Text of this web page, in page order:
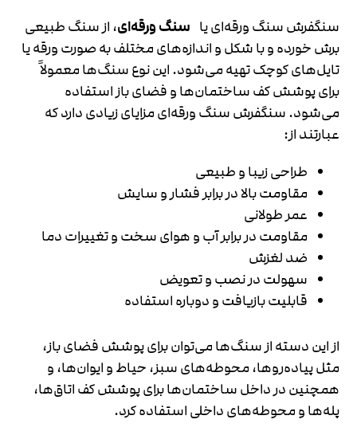
سنگفرش سنگ ورقه‌ای یا سنگ ورقه‌ای، از سنگ طبیعی
برش خورده و با شکل و اندازه‌های مختلف به صورت ورقه یا
تایل‌های کوچک تهیه می‌شود. این نوع سنگ‌ها معمولاً
برای پوشش کف ساختمان‌ها و فضای باز استفاده
می‌شود. سنگفرش سنگ ورقه‌ای مزایای زیادی دارد که
عبارتند از:
طراحی زیبا و طبیعی
مقاومت بالا در برابر فشار و سایش
عمر طولانی
مقاومت در برابر آب و هوای سخت و تغییرات دما
ضد لغزش
سهولت در نصب و تعویض
قابلیت بازیافت و دوباره استفاده
از این دسته از سنگ‌ها می‌توان برای پوشش فضای باز،
مثل پیاده‌روها، محوطه‌های سبز، حیاط و ایوان‌ها، و
همچنین در داخل ساختمان‌ها برای پوشش کف اتاق‌ها،
پله‌ها و محوطه‌های داخلی استفاده کرد.